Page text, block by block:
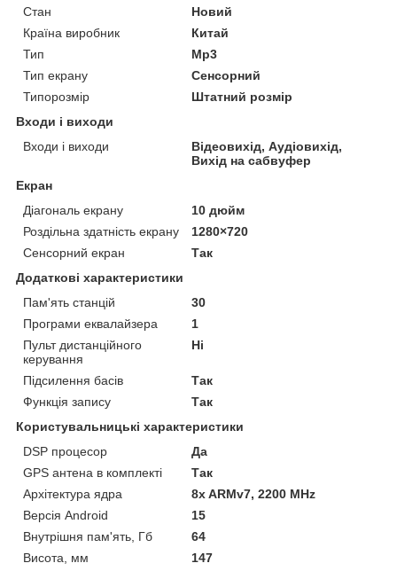
Стан
Новий
Країна виробник
Китай
Тип
Mp3
Тип екрану
Сенсорний
Типорозмір
Штатний розмір
Входи і виходи
Входи і виходи
Відеовихід, Аудіовихід,
Вихід на сабвуфер
Екран
Діагональ екрану
10 дюйм
Роздільна здатність екрану
1280×720
Сенсорний екран
Так
Додаткові характеристики
Пам'ять станцій
30
Програми еквалайзера
1
Пульт дистанційного
керування
Ні
Підсилення басів
Так
Функція запису
Так
Користувальницькі характеристики
DSP процесор
Да
GPS антена в комплекті
Так
Архітектура ядра
8x ARMv7, 2200 MHz
Версія Android
15
Внутрішня пам'ять, Гб
64
Висота, мм
147